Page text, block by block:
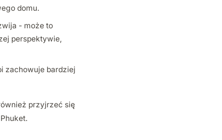
domu.
- może to
perspektywie,
zachowuje bardziej
przyjrzeć się